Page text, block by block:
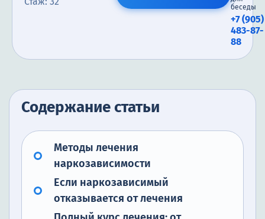
беседы
+7 (905)
483-87-
88
Содержание статьи
Методы лечения
наркозависимости
Если наркозависимый
отказывается от лечения